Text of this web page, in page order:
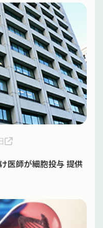
医師が細胞投与 提供